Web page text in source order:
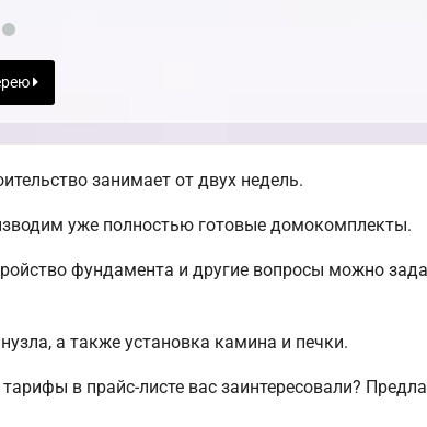
занимает от двух недель.
уже полностью готовые домокомплекты.
фундамента и другие вопросы можно
а также установка камина и печки.
в прайс-листе вас заинтересовали?